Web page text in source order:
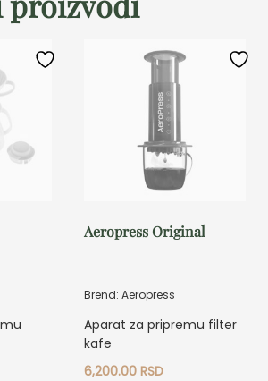
Aeropress Original
Brend: Aeropress
Aparat za pripremu filter
kafe
6,200.00RSD